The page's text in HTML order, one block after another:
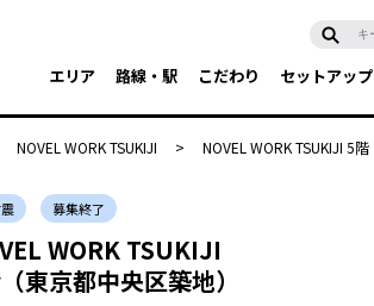
エリア 路線・駅 こだわり セットアップ
NOVEL WORK TSUKIJI > NOVEL WORK TSUKIJI 5階
募集終了
WORK TSUKIJI
東京都中央区築地）